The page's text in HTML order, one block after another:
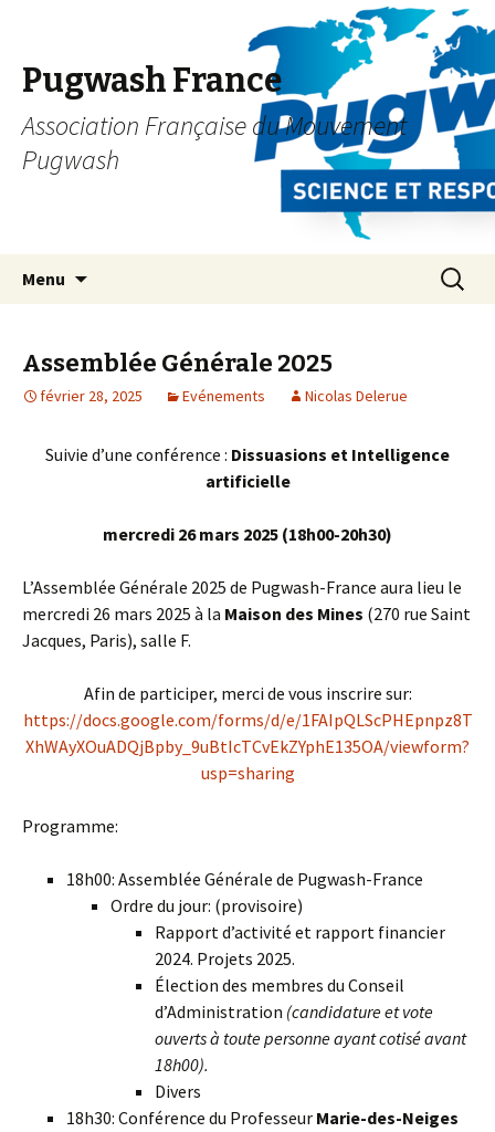
Pugwash France
Association Française du Mouvement
Pugwash
Menu
principal
Assemblée Générale 2025
février 28, 2025 Evénements Nicolas Delerue
Suivie d’une conférence : Dissuasions et Intelligence
artificielle
mercredi 26 mars 2025 (18h00-20h30)
L’Assemblée Générale 2025 de Pugwash-France aura lieu le
mercredi 26 mars 2025 à la Maison des Mines (270 rue Saint
Jacques, Paris), salle F.
Afin de participer, merci de vous inscrire sur:
https://docs.google.com/forms/d/e/1FAIpQLScPHEpnpz8T
XhWAyXOuADQjBpby_9uBtIcTCvEkZYphE135OA/viewform?
usp=sharing
Programme:
18h00: Assemblée Générale de Pugwash-France
Ordre du jour: (provisoire)
Rapport d’activité et rapport financier
2024. Projets 2025.
Élection des membres du Conseil
d’Administration (candidature et vote
ouverts à toute personne ayant cotisé avant
18h00).
Divers
18h30: Conférence du Professeur Marie-des-Neiges